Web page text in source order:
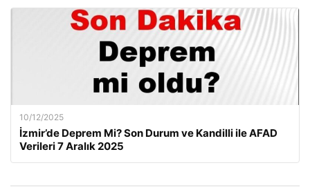
10/12/2025
İzmir’de Deprem Mi? Son Durum ve Kandilli ile AFAD
Verileri 7 Aralık 2025